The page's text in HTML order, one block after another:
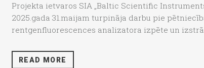
Projekta ietvaros SIA „Baltic Scientific
2025.gada 31.maijam turpināja darbu pie
rentgenfluorescences analizatora izpēte un
READ MORE